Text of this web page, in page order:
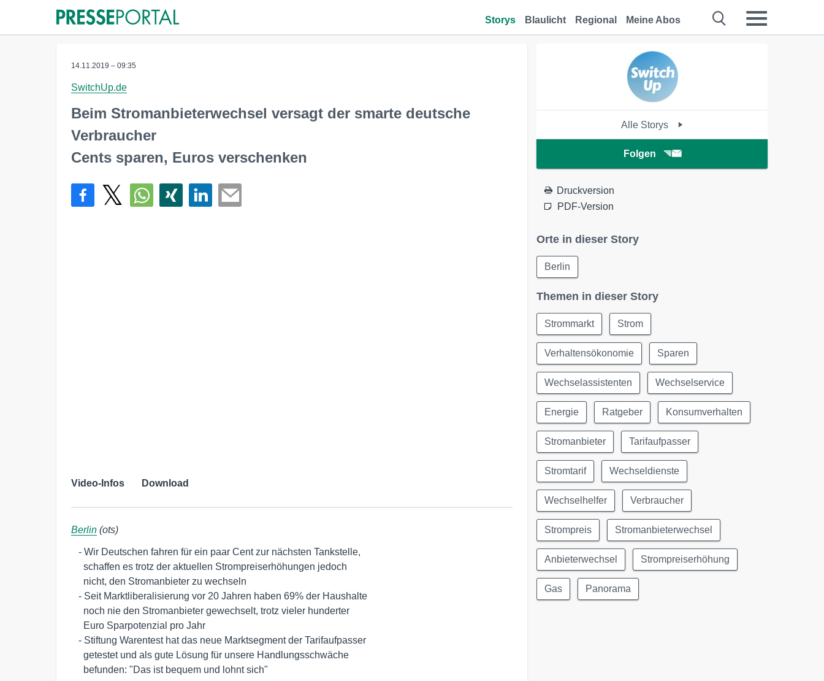
Storys Blaulicht Regional Meine Abos
14.11.2019 – 09:35
SwitchUp.de
Beim Stromanbieterwechsel versagt der smarte deutsche
Verbraucher
Cents sparen, Euros verschenken
Video-Infos Download
Berlin (ots)
     befunden: "Das ist bequem und lohnt sich"
Alle Storys
Folgen
Druckversion
PDF-Version
Orte in dieser Story
Berlin
Themen in dieser Story
Strommarkt Strom
Verhaltensökonomie Sparen
Wechselassistenten Wechselservice
Energie Ratgeber Konsumverhalten
Stromanbieter Tarifaufpasser
Stromtarif Wechseldienste
Wechselhelfer Verbraucher
Strompreis Stromanbieterwechsel
Anbieterwechsel Strompreiserhöhung
Gas Panorama